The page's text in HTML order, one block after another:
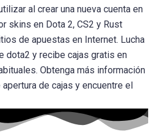
al crear una nueva cuenta en
skins en Dota 2, CS2 y Rust
de apuestas en Internet. Lucha
dota2 y recibe cajas gratis en
Obtenga más información
de cajas y encuentre el